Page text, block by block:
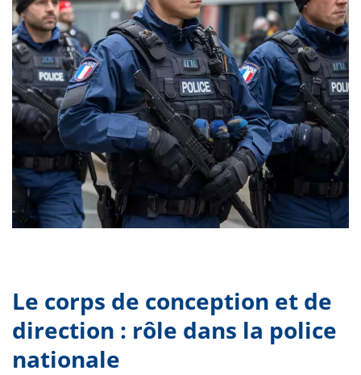
Le corps de conception et de
direction : rôle dans la police
nationale